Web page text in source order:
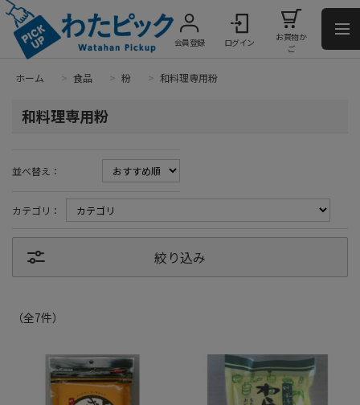
会員登録 ログイン
お買物か
ご
ホーム > 食品 > 粉 > 和料理専用粉
和料理専用粉
並べ替え：
カテゴリ：
絞り込み
（全7件）